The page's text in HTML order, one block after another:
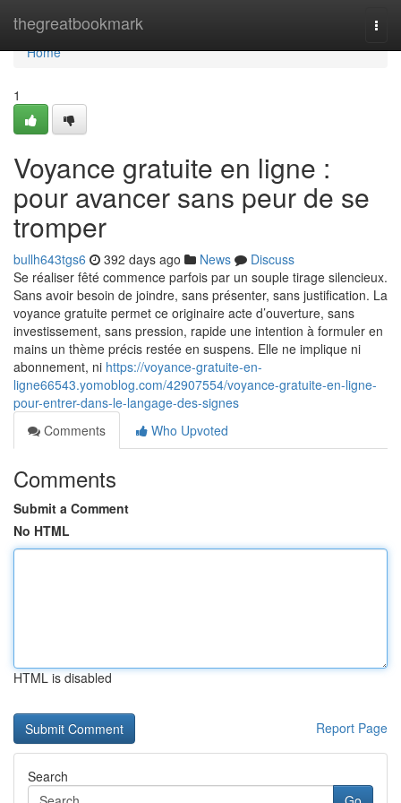
thegreatbookmark
Home
Home
1
Voyance gratuite en ligne :
pour avancer sans peur de se
tromper
bullh643tgs6 392 days ago News
Discuss
Se réaliser fêté commence parfois par un souple tirage silencieux.
Sans avoir besoin de joindre, sans présenter, sans justification. La
voyance gratuite permet ce originaire acte d’ouverture, sans
investissement, sans pression, rapide une intention à formuler en
mains un thème précis restée en suspens. Elle ne implique ni
abonnement, ni https://voyance-gratuite-en-
ligne66543.yomoblog.com/42907554/voyance-gratuite-en-ligne-
pour-entrer-dans-le-langage-des-signes
Comments
Who Upvoted
Comments
Submit a Comment
No HTML
HTML is disabled
Report Page
Search